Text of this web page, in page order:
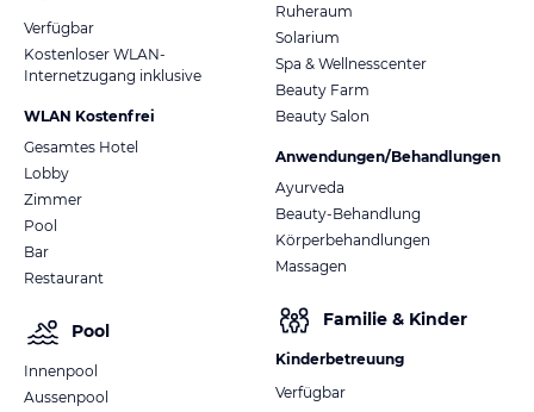
Verfügbar
Kostenloser WLAN-
Internetzugang inklusive
WLAN Kostenfrei
Gesamtes Hotel
Lobby
Zimmer
Pool
Bar
Restaurant
Pool
Innenpool
Aussenpool
Ruheraum
Solarium
Spa & Wellnesscenter
Beauty Farm
Beauty Salon
Anwendungen/Behandlungen
Ayurveda
Beauty-Behandlung
Körperbehandlungen
Massagen
Familie & Kinder
Kinderbetreuung
Verfügbar